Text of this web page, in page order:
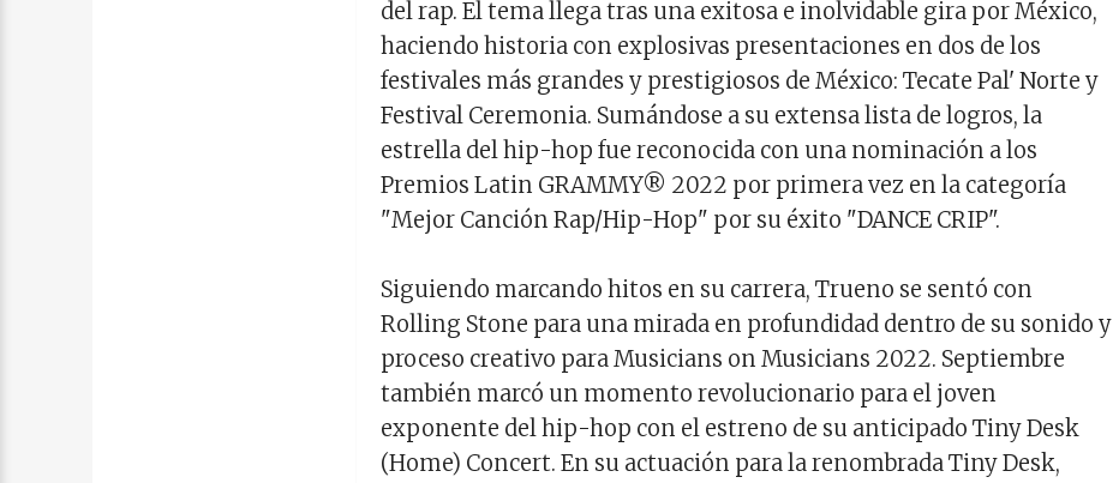
del rap. El tema llega tras una exitosa e inolvidable gira por México,
haciendo historia con explosivas presentaciones en dos de los
festivales más grandes y prestigiosos de México: Tecate Pal' Norte y
Festival Ceremonia. Sumándose a su extensa lista de logros, la
estrella del hip-hop fue reconocida con una nominación a los
Premios Latin GRAMMY® 2022 por primera vez en la categoría
"Mejor Canción Rap/Hip-Hop" por su éxito "DANCE CRIP".
Siguiendo marcando hitos en su carrera, Trueno se sentó con
Rolling Stone para una mirada en profundidad dentro de su sonido y
proceso creativo para Musicians on Musicians 2022. Septiembre
también marcó un momento revolucionario para el joven
exponente del hip-hop con el estreno de su anticipado Tiny Desk
(Home) Concert. En su actuación para la renombrada Tiny Desk,